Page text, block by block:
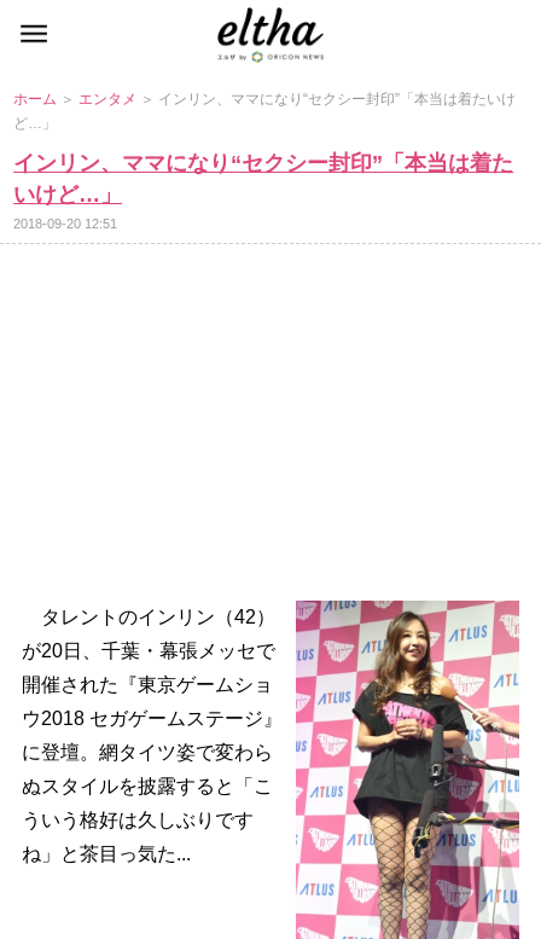
ホーム ＞ エンタメ ＞ インリン、ママになり“セクシー封印”「本当は着たいけ
ど…」
インリン、ママになり“セクシー封印”「本当は着た
いけど…」
2018-09-20 12:51
タレントのインリン（42）
が20日、千葉・幕張メッセで
開催された『東京ゲームショ
ウ2018 セガゲームステージ』
に登壇。網タイツ姿で変わら
ぬスタイルを披露すると「こ
ういう格好は久しぶりです
ね」と茶目っ気た...